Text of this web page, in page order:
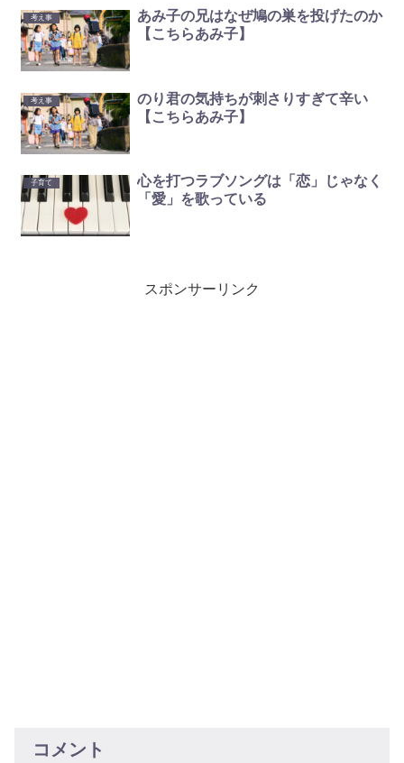
考え事
あみ子の兄はなぜ鳩の巣を投げたのか
【こちらあみ子】
考え事
のり君の気持ちが刺さりすぎて辛い
【こちらあみ子】
子育て
心を打つラブソングは「恋」じゃなく
「愛」を歌っている
スポンサーリンク
コメント